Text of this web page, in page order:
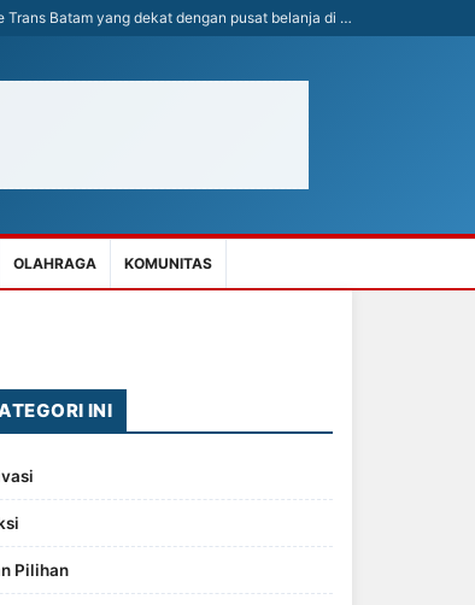
Trans Batam yang dekat dengan pusat belanja di …
OLAHRAGA KOMUNITAS
INI
Pilihan